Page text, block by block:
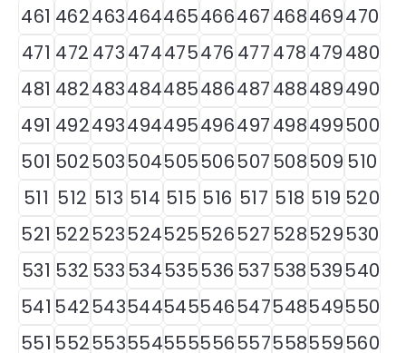
461 462463464465466467468469470
471 472 473474475476 477478479480
481 482483484485486487488489490
491 492493494495496497498499500
501 502503504505506507508509 510
511 512 513 514 515 516 517 518 519 520
521 522523524525526527528529530
531 532 533534535536 537538539540
541 542543544545546547548549550
551 552553554555556557558559560